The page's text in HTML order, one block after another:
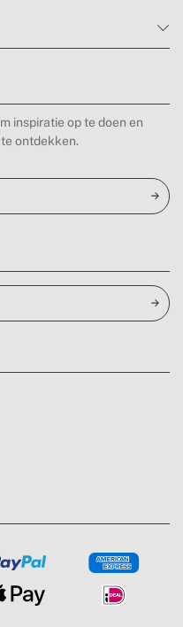
inspiratie op te doen en
ontdekken.